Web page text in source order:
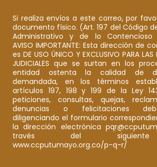
Si realiza envíos a este correo, por
documento físico. (Art. 197 del Código
Administrativo y de lo Contencioso
AVISO IMPORTANTE: Esta dirección de
es DE USO ÚNICO Y EXCLUSIVO PARA LAS
JUDICIALES que se surtan en los
entidad ostenta la calidad de
demandada, en los términos
artículos 197, 198 y 199 de la Ley
peticiones, consultas, quejas,
denuncias o felicitaciones
diligenciando el formulario
la dirección electrónica
través del siguiente
www.ccputumayo.org.co/p-q-r/